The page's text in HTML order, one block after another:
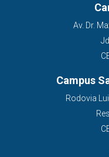
Av. Dr.
Campus
Rodovia